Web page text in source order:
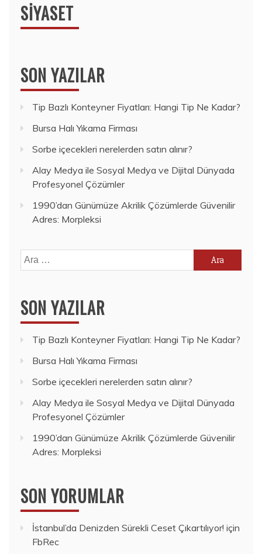
SIYASET
SON YAZILAR
Tip Bazlı Konteyner Fiyatları: Hangi Tip Ne Kadar?
Bursa Halı Yıkama Firması
Sorbe içecekleri nerelerden satın alınır?
Alay Medya ile Sosyal Medya ve Dijital Dünyada
Profesyonel Çözümler
1990’dan Günümüze Akrilik Çözümlerde Güvenilir
Adres: Morpleksi
Arama:
SON YAZILAR
Tip Bazlı Konteyner Fiyatları: Hangi Tip Ne Kadar?
Bursa Halı Yıkama Firması
Sorbe içecekleri nerelerden satın alınır?
Alay Medya ile Sosyal Medya ve Dijital Dünyada
Profesyonel Çözümler
1990’dan Günümüze Akrilik Çözümlerde Güvenilir
Adres: Morpleksi
SON YORUMLAR
İstanbul’da Denizden Sürekli Ceset Çıkartılıyor! için
FbRec